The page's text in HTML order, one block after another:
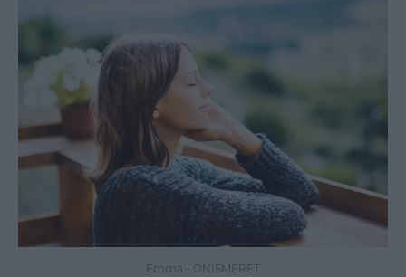
Emma - ÖNISMERET